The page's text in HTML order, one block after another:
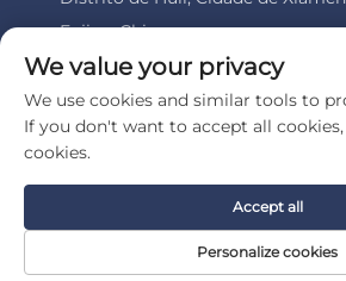
Fujian, China.
+86-13600956803
[email protected]
Direitos autorais © 2025 pela UIB
Política de Privacidade
We value your privacy
We use cookies and similar tools to
If you don't want to accept all
cookies.
Personalize cookies
Accept all